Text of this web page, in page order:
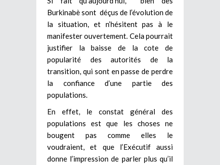
Burkinabè sont déçus de l’évolution de
la situation, et n’hésitent pas à le
manifester ouvertement. Cela pourrait
justifier la baisse de la cote de
popularité des autorités de la
transition, qui sont en passe de perdre
la confiance d’une partie des
populations.
En effet, le constat général des
populations est que les choses ne
bougent pas comme elles le
voudraient, et que l’Exécutif aussi
donne l’impression de parler plus qu’il